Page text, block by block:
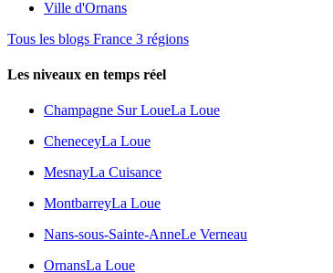
Ville d'Ornans
Tous les blogs France 3 régions
Les niveaux en temps réel
Champagne Sur LoueLa Loue
CheneceyLa Loue
MesnayLa Cuisance
MontbarreyLa Loue
Nans-sous-Sainte-AnneLe Verneau
OrnansLa Loue